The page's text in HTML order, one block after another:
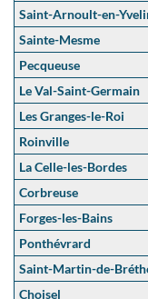
Saint-Arnoult-en-
Sainte-Mesme
Pecqueuse
Le Val-Saint-Germain
Les Granges-le-Roi
Roinville
La Celle-les-Bordes
Corbreuse
Forges-les-Bains
Ponthévrard
Saint-Martin-de-
Choisel